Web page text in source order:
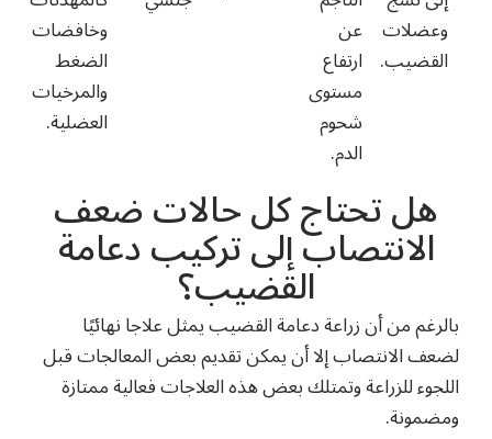
وعضلات
القضيب.
عن
ارتفاع
مستوى
شحوم
الدم.
وخافضات
الضغط
والمرخيات
العضلية.
هل تحتاج كل حالات ضعف
الانتصاب إلى تركيب دعامة
القضيب؟
بالرغم من أنزراعة دعامة القضيبيمثل علاجا نهائيًا
لضعف الانتصاب إلا أن يمكن تقديم بعض المعالجات قبل
اللجوء للزراعة وتمتلك بعض هذه العلاجات فعالية ممتازة
ومضمونة.